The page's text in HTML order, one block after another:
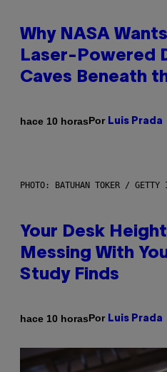
Why NASA
Laser-Powered
Caves Beneath
hace 10 horasPor Luis Prada
PHOTO: BATUHAN TOKER / GETTY
Your Desk
Messing With
Study Finds
hace 10 horasPor Luis Prada